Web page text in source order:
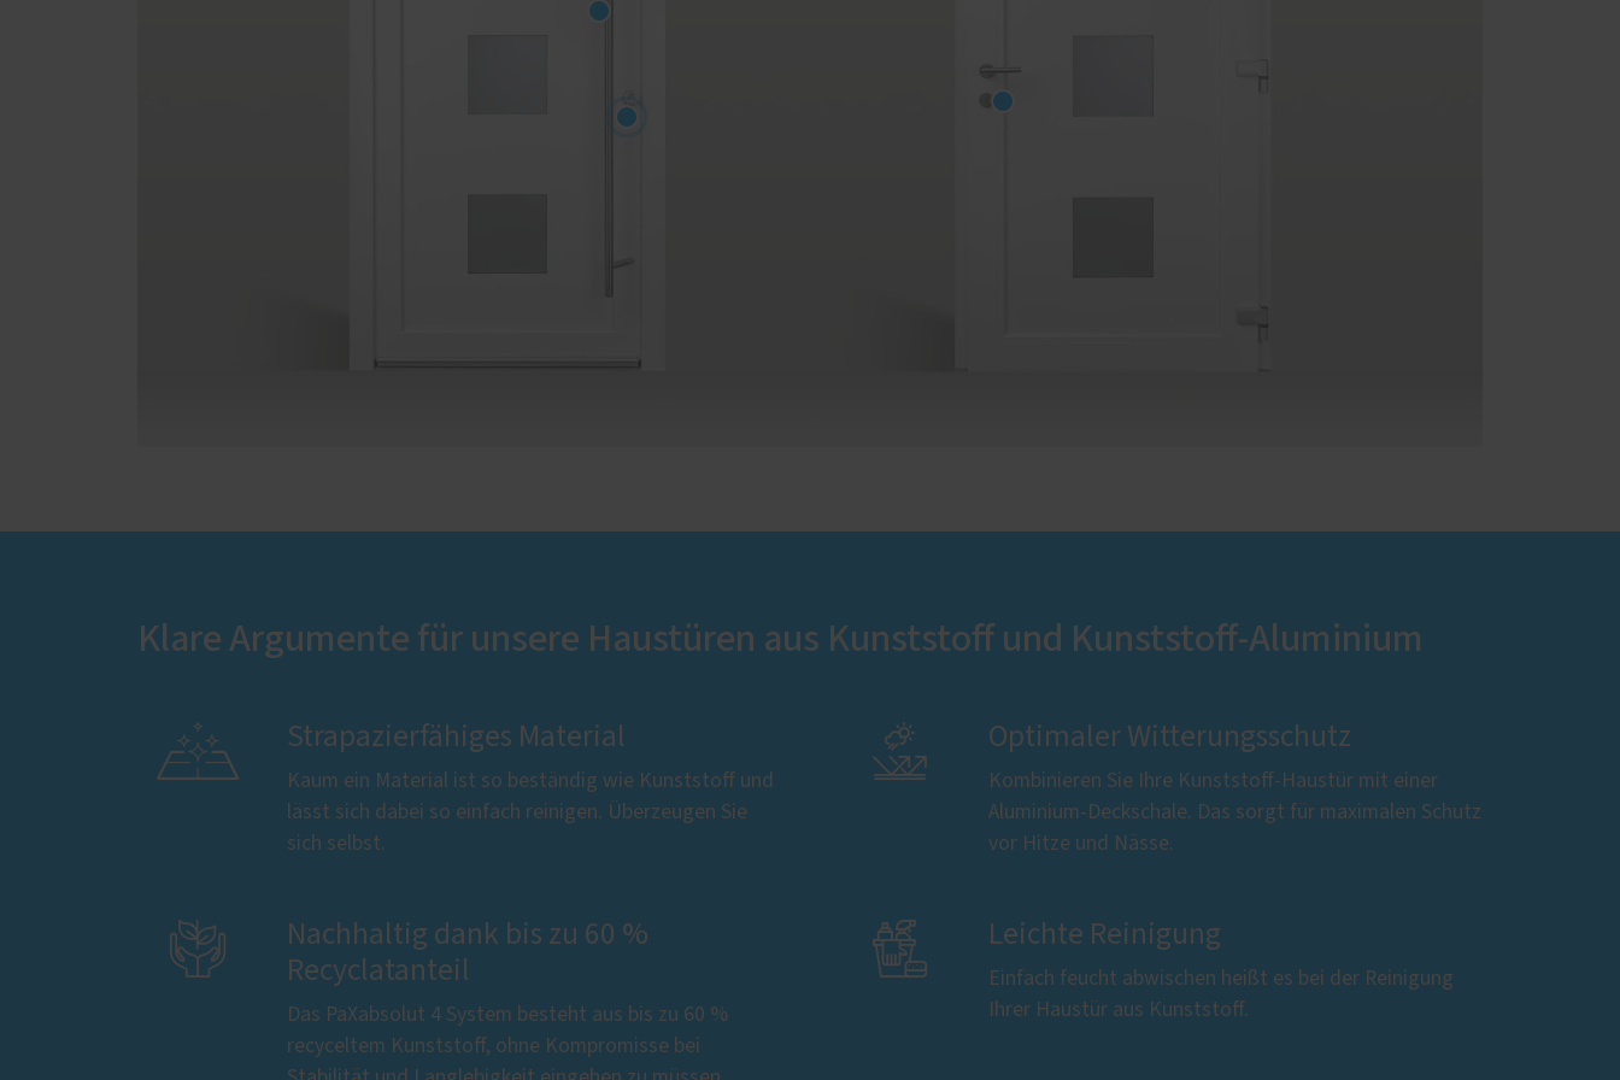
Klare Argumente für unsere Haustüren aus Kunststoff und Kunststoff-Aluminium
 Strapazierfähiges Material
Kaum ein Material ist so beständig wie Kunststoff und
lässt sich dabei so einfach reinigen. Überzeugen Sie
sich selbst.
 Optimaler Witterungsschutz
Kombinieren Sie Ihre Kunststoff-Haustür mit einer
Aluminium-Deckschale. Das sorgt für maximalen Schutz
vor Hitze und Nässe.

Nachhaltig dank bis zu 60 %
Recyclatanteil
Das PaXabsolut 4 System besteht aus bis zu 60 %
recyceltem Kunststoff, ohne Kompromisse bei
 Leichte Reinigung
Einfach feucht abwischen heißt es bei der Reinigung
Ihrer Haustür aus Kunststoff.